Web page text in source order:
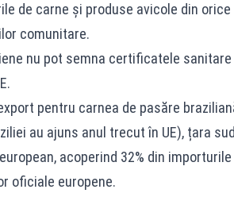
de carne și produse avicole din orice
comunitare.
nu pot semna certificatele
pentru carnea de pasăre
au ajuns anul trecut în UE), țara
acoperind 32% din
oficiale europene.